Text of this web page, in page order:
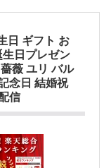
日 ギフト お
生日プレゼン
薇 ユリ バル
念日 結婚祝
信